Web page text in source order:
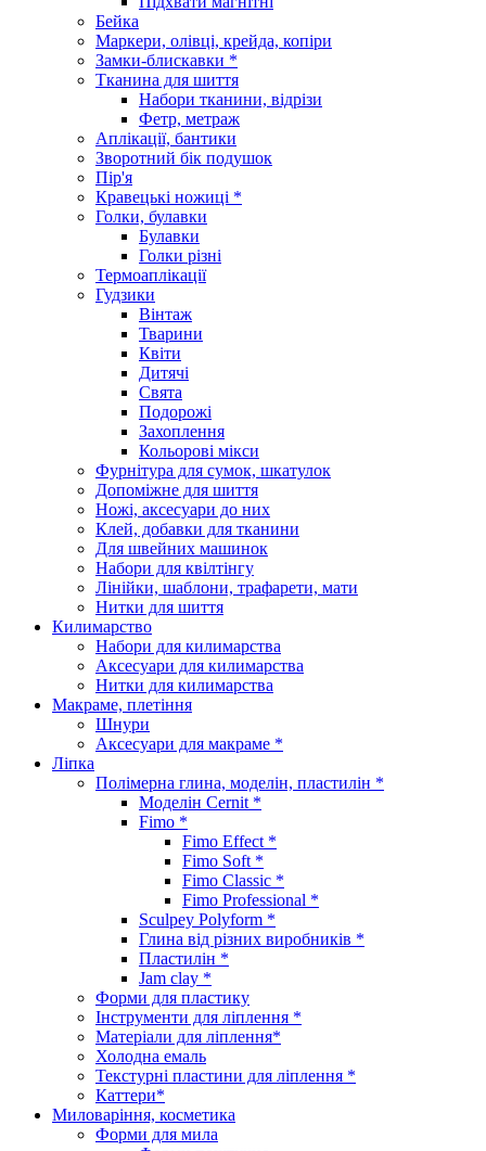
Бейка
Маркери, олівці, крейда, копіри
Замки-блискавки *
Тканина для шиття
Набори тканини, відрізи
Фетр, метраж
Аплікації, бантики
Зворотний бік подушок
Пір'я
Кравецькі ножиці *
Голки, булавки
Булавки
Голки різні
Термоаплікації
Гудзики
Вінтаж
Тварини
Квіти
Дитячі
Свята
Подорожі
Захоплення
Кольорові мікси
Фурнітура для сумок, шкатулок
Допоміжне для шиття
Ножі, аксесуари до них
Клей, добавки для тканини
Для швейних машинок
Набори для квілтінгу
Лінійки, шаблони, трафарети, мати
Нитки для шиття
Килимарство
Набори для килимарства
Аксесуари для килимарства
Нитки для килимарства
Макраме, плетіння
Шнури
Аксесуари для макраме *
Ліпка
Полімерна глина, моделін, пластилін *
Моделін Cernit *
Fimo *
Fimo Effect *
Fimo Soft *
Fimo Classic *
Fimo Professional *
Sculpey Polyform *
Глина від різних виробників *
Пластилін *
Jam clay *
Форми для пластику
Інструменти для ліплення *
Матеріали для ліплення*
Холодна емаль
Текстурні пластини для ліплення *
Каттери*
Миловаріння, косметика
Форми для мила